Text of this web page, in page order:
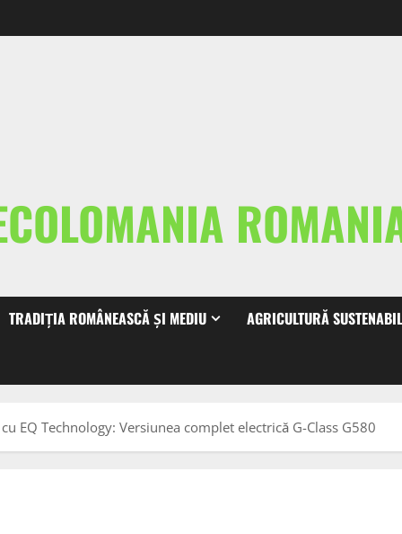
TRADIȚIA ROMÂNEASCĂ ȘI MEDIU AGRICULTURĂ
EQ Technology: Versiunea complet electrică G-Class G580